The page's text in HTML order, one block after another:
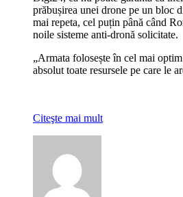
prăbușirea unei drone pe un bloc
mai repeta, cel puțin până când
noile sisteme anti-dronă solicitate.
„Armata folosește în cel mai
absolut toate resursele pe care le
Citeşte mai mult